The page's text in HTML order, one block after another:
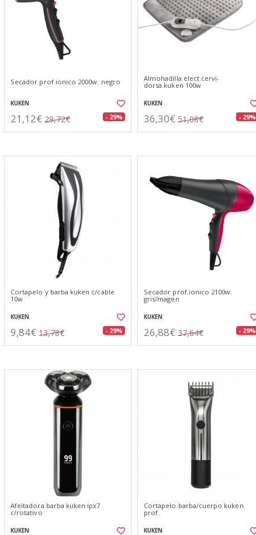
Secador prof.ionico 2000w. negro
KUKEN
21,12€ 29,72€ - 29%
Almohadilla elect.cervi-
dorsa.kuken 100w
KUKEN
36,30€ 51,08€ - 29%
Cortapelo y barba kuken c/cable
10w
KUKEN
9,84€ 13,78€ - 29%
Secador prof.ionico 2100w.
gris/magen
KUKEN
26,88€ 37,64€ - 29%
Afeitadora barba kuken ipx7
c/rotativo
KUKEN
Cortapelo barba/cuerpo kuken
prof.
KUKEN